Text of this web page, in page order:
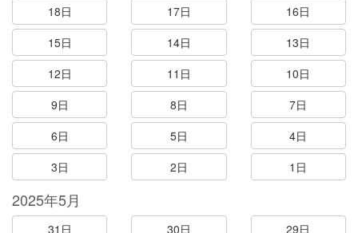
18日
17日
16日
15日
14日
13日
12日
11日
10日
9日
8日
7日
6日
5日
4日
3日
2日 1日
2025年5月
31日 30日 29日